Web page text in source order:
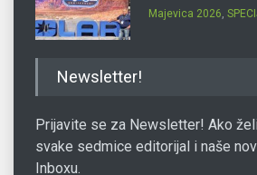
Majevica 2026,
Newsletter!
Prijavite se za Newsletter! Ako
svake sedmice editorijal i naše
Inboxu.